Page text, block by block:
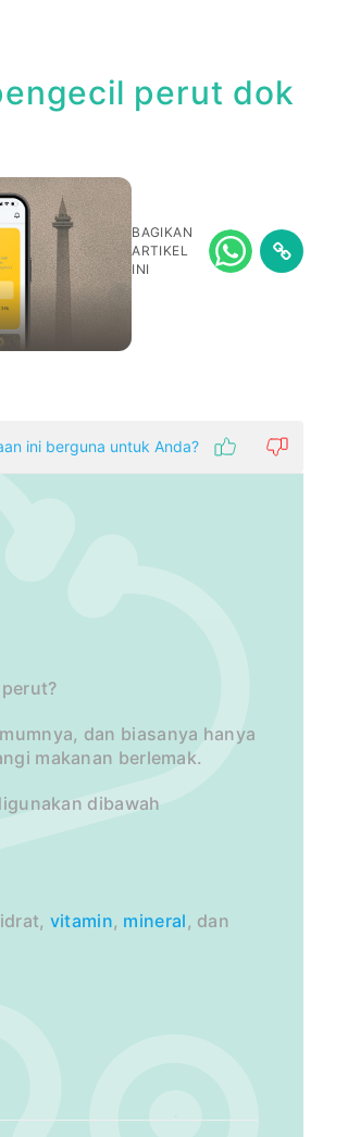
perut dok
BAGIKAN
ARTIKEL
INI
ini berguna untuk Anda?
dan biasanya hanya
makanan berlemak.
dibawah
vitamin, mineral, dan